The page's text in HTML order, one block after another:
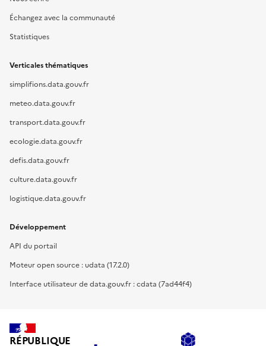
Échangez avec la communauté
Statistiques
Verticales thématiques
simplifions.data.gouv.fr
meteo.data.gouv.fr
transport.data.gouv.fr
ecologie.data.gouv.fr
defis.data.gouv.fr
culture.data.gouv.fr
logistique.data.gouv.fr
Développement
API du portail
Moteur open source : udata (17.2.0)
Interface utilisateur de data.gouv.fr : cdata (7ad44f4)
RÉPUBLIQUE